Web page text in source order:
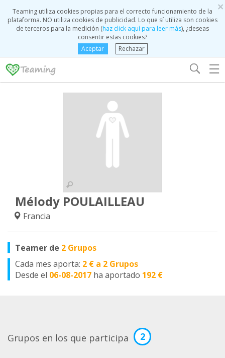
×
Teaming utiliza cookies propias para el correcto funcionamiento de la
plataforma. NO utiliza cookies de publicidad. Lo que sí utiliza son cookies
de terceros para la medición (haz click aquí para leer más), ¿deseas
consentir estas cookies?
Aceptar
Rechazar
☰
Mélody POULAILLEAU
Francia
Teamer de 2 Grupos
Cada mes aporta: 2 € a 2 Grupos
Desde el 06-08-2017 ha aportado 192 €
Grupos en los que participa 2